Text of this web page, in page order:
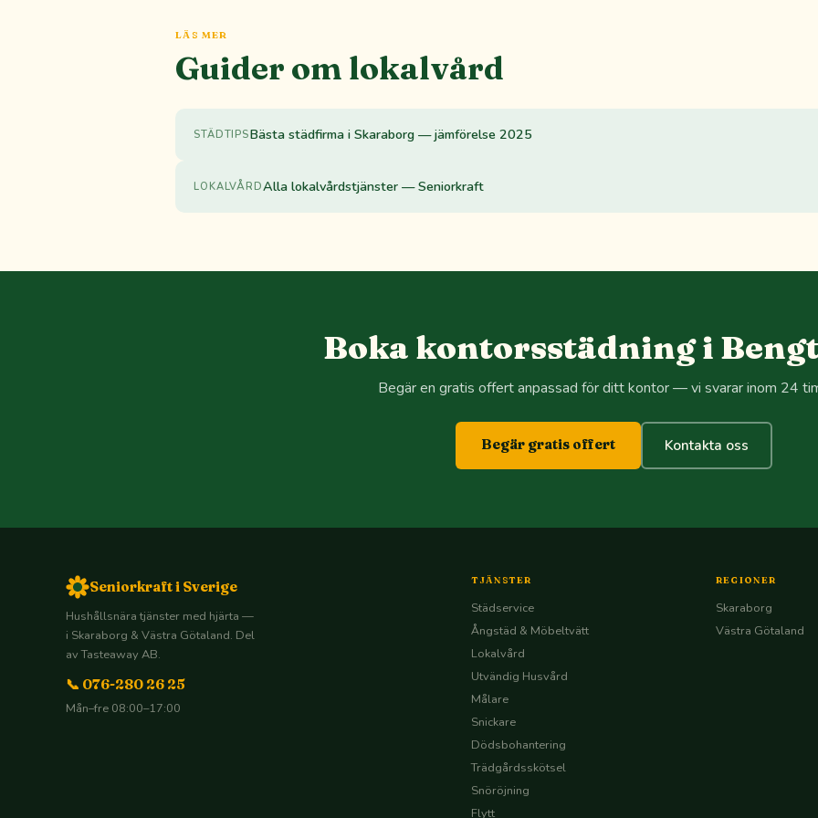
LÄS MER
Guider om lokalvård
STÄDTIPSBästa städfirma i Skaraborg — jämförelse 2025
LOKALVÅRDAlla lokalvårdstjänster — Seniorkraft
Boka kontorsstädning i
Begär en gratis offert anpassad för ditt kontor — vi svarar inom 24
Begär gratis offert Kontakta oss
Seniorkraft i Sverige
Hushållsnära tjänster med hjärta —
i Skaraborg & Västra Götaland. Del
av Tasteaway AB.
📞 076-280 26 25
Mån–fre 08:00–17:00
TJÄNSTER
Städservice
Ångstäd & Möbeltvätt
Lokalvård
Utvändig Husvård
Målare
Snickare
Dödsbohantering
Trädgårdsskötsel
Snöröjning
Flytt
REGIONER
Skaraborg
Västra Götaland